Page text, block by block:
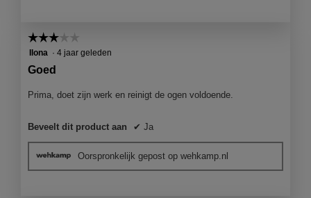
☆☆☆☆☆
☆☆☆☆☆
3
sterren.
Ilona · 4 jaar geleden
Goed
Prima, doet zijn werk en reinigt de ogen voldoende.
Beveelt dit product aan ✔ Ja
Oorspronkelijk gepost op wehkamp.nl